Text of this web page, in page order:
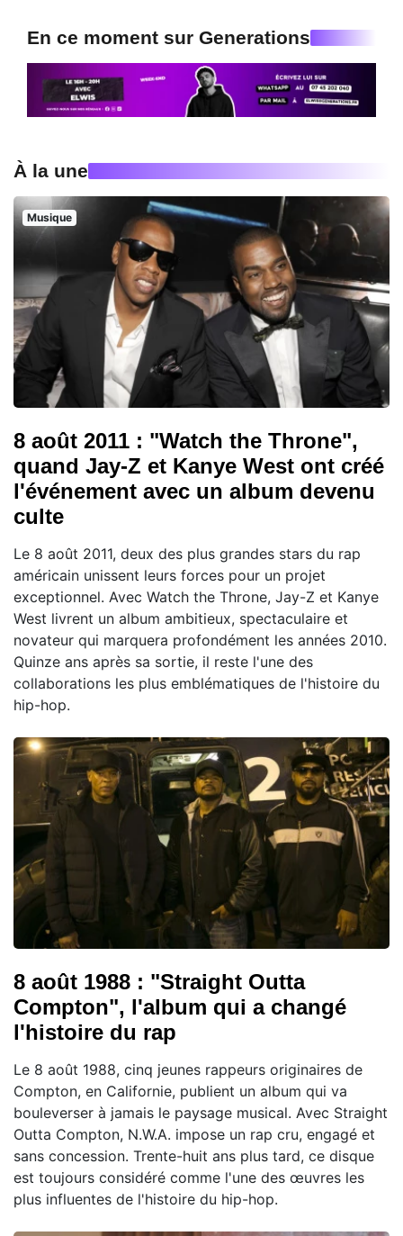
En ce moment sur Generations
À la une
Musique
8 août 2011 : "Watch the Throne",
quand Jay-Z et Kanye West ont créé
l'événement avec un album devenu
culte
Le 8 août 2011, deux des plus grandes stars du rap
américain unissent leurs forces pour un projet
exceptionnel. Avec Watch the Throne, Jay-Z et Kanye
West livrent un album ambitieux, spectaculaire et
novateur qui marquera profondément les années 2010.
Quinze ans après sa sortie, il reste l'une des
collaborations les plus emblématiques de l'histoire du
hip-hop.
8 août 1988 : "Straight Outta
Compton", l'album qui a changé
l'histoire du rap
Le 8 août 1988, cinq jeunes rappeurs originaires de
Compton, en Californie, publient un album qui va
bouleverser à jamais le paysage musical. Avec Straight
Outta Compton, N.W.A. impose un rap cru, engagé et
sans concession. Trente-huit ans plus tard, ce disque
est toujours considéré comme l'une des œuvres les
plus influentes de l'histoire du hip-hop.